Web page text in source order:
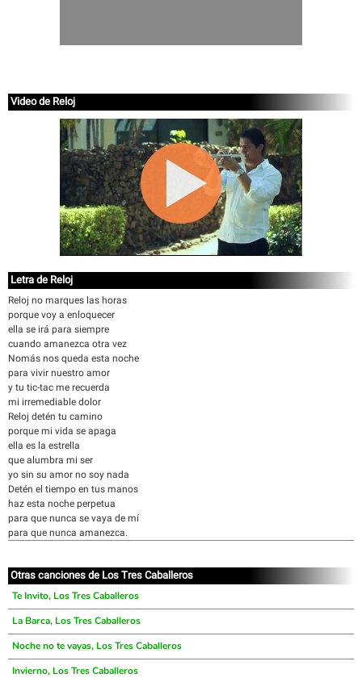
Video de Reloj
Letra de Reloj
Reloj no marques las horas
porque voy a enloquecer
ella se irá para siempre
cuando amanezca otra vez
Nomás nos queda esta noche
para vivir nuestro amor
y tu tic-tac me recuerda
mi irremediable dolor
Reloj detén tu camino
porque mi vida se apaga
ella es la estrella
que alumbra mi ser
yo sin su amor no soy nada
Detén el tiempo en tus manos
haz esta noche perpetua
para que nunca se vaya de mí
para que nunca amanezca.
Otras canciones de Los Tres Caballeros
Te Invito, Los Tres Caballeros
La Barca, Los Tres Caballeros
Noche no te vayas, Los Tres Caballeros
Invierno, Los Tres Caballeros